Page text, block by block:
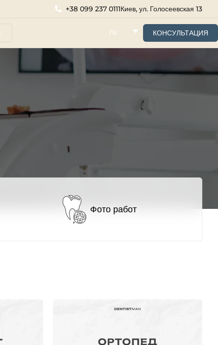
+38 099 237 0111Киев, ул. Голосеевская 13
ru КОНСУЛЬТАЦИЯ
Фото работ